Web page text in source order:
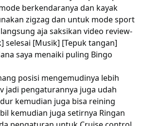
berkendaranya dan kayak
zigzag dan untuk mode sport
aja saksikan video review-
selesai [Musik] [Tepuk tangan]
saya menaiki puling Bingo
posisi mengemudinya lebih
jadi pengaturannya juga udah
kemudian juga bisa reining
kemudian juga setirnya Ringan